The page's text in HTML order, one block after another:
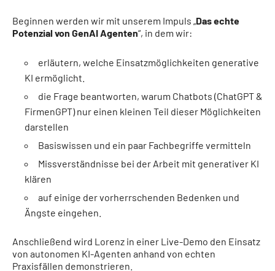
Beginnen werden wir mit unserem Impuls „Das echte
Potenzial von GenAI Agenten“, in dem wir:
erläutern, welche Einsatzmöglichkeiten generative
KI ermöglicht.
die Frage beantworten, warum Chatbots (ChatGPT &
FirmenGPT) nur einen kleinen Teil dieser Möglichkeiten
darstellen
Basiswissen und ein paar Fachbegriffe vermitteln
Missverständnisse bei der Arbeit mit generativer KI
klären
auf einige der vorherrschenden Bedenken und
Ängste eingehen.
Anschließend wird Lorenz in einer Live-Demo den Einsatz
von autonomen KI-Agenten anhand von echten
Praxisfällen demonstrieren.